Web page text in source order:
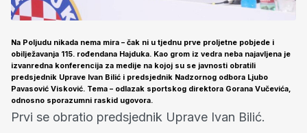
Na Poljudu nikada nema mira – čak ni u tjednu prve proljetne pobjede i
obilježavanja 115. rođendana Hajduka. Kao grom iz vedra neba najavljena je
izvanredna konferencija za medije na kojoj su se javnosti obratili
predsjednik Uprave Ivan Bilić i predsjednik Nadzornog odbora Ljubo
Pavasović Visković. Tema – odlazak sportskog direktora Gorana Vučevića,
odnosno sporazumni raskid ugovora.
Prvi se obratio predsjednik Uprave Ivan Bilić.